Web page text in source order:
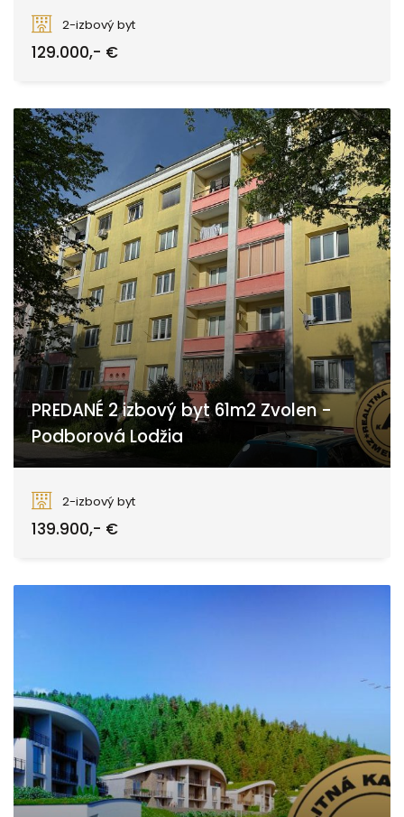
2-izbový byt
129.000,- €
PREDANÉ 2 izbový byt 61m2 Zvolen -
Podborová Lodžia
2-izbový byt
139.900,- €